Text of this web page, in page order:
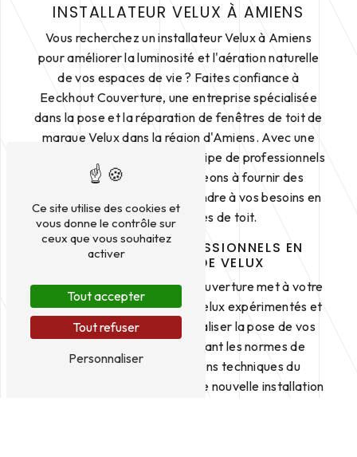
INSTALLATEUR VELUX À AMIENS
Vous recherchez un installateur Velux à Amiens
pour améliorer la luminosité et l'aération naturelle
de vos espaces de vie ? Faites confiance à
Eeckhout Couverture, une entreprise spécialisée
dans la pose et la réparation de fenêtres de toit de
marque Velux dans la région d'Amiens. Avec une
expertise reconnue et une équipe de professionnels
qualifiés, nous nous engageons à fournir des
services de qualité pour répondre à vos besoins en
matière de fenêtres de toit.
DES SERVICES PROFESSIONNELS EN
INSTALLATION DE VELUX
Notre entreprise Eeckhout Couverture met à votre
disposition des installateurs Velux expérimentés et
compétents, capables de réaliser la pose de vos
fenêtres de toit en respectant les normes de
sécurité et les spécifications techniques du
fabricant. Que ce soit pour une nouvelle installation
Ce site utilise des cookies et
vous donne le contrôle sur
ceux que vous souhaitez
activer
Tout accepter
Tout refuser
Personnaliser